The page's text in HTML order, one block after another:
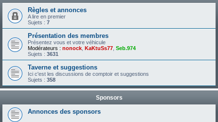
Règles et annonces
A lire en premier
Sujets : 7
Présentation des membres
Présentez vous et votre véhicule
Modérateurs : nonock KaKtuSs77 Seb.974
Sujets : 3631
Taverne et suggestions
Ici c'est les discussions de comptoir et suggestions
Sujets : 358
Sponsors
Annonces des sponsors